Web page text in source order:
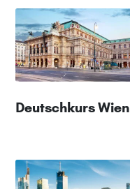
Deutschkurs Wien